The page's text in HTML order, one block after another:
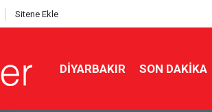
Sitene Ekle
DIYARBAKIR SON DAKIKA